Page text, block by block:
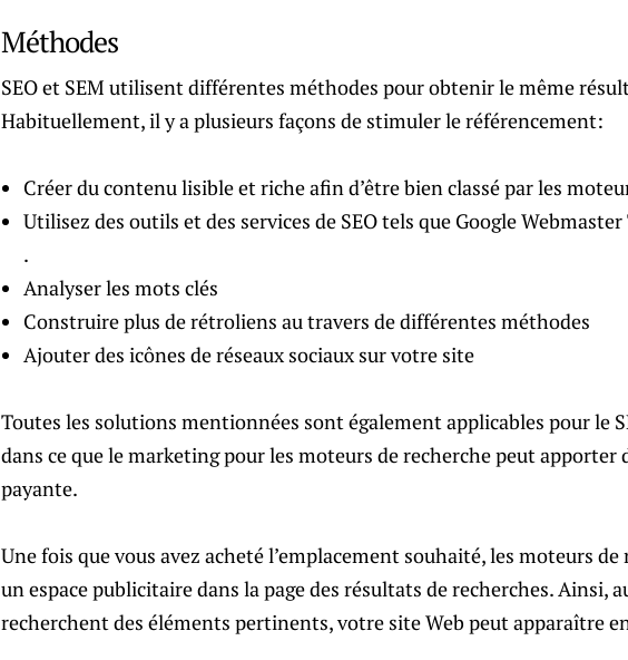
Méthodes
SEO et SEM utilisent différentes méthodes pour obtenir le même
Habituellement, il y a plusieurs façons de stimuler le référencement:
Créer du contenu lisible et riche afin d’être bien classé par les
Utilisez des outils et des services de SEO tels que Google
.
Analyser les mots clés
Construire plus de rétroliens au travers de différentes méthodes
Ajouter des icônes de réseaux sociaux sur votre site
Toutes les solutions mentionnées sont également applicables pour le
dans ce que le marketing pour les moteurs de recherche peut
payante.
Une fois que vous avez acheté l’emplacement souhaité, les moteurs
un espace publicitaire dans la page des résultats de recherches. Ainsi,
recherchent des éléments pertinents, votre site Web peut apparaître